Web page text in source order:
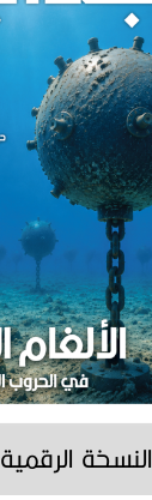
النسخة الرقمية